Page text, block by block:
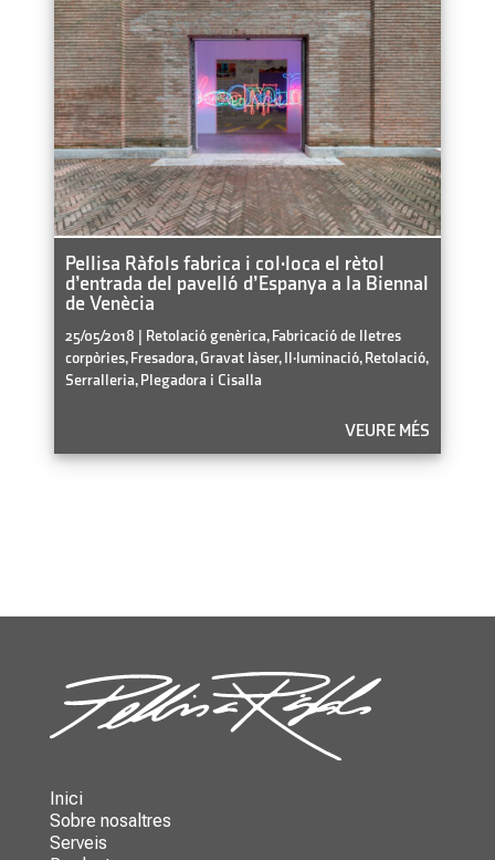
Pellisa Ràfols fabrica i col·loca el rètol
d’entrada del pavelló d’Espanya a la Biennal
de Venècia
25/05/2018 | Retolació genèrica,Fabricació de lletres
corpòries,Fresadora,Gravat làser,Il·luminació,Retolació,
Serralleria, Plegadora i Cisalla
VEURE MÉS
Inici
Sobre nosaltres
Serveis